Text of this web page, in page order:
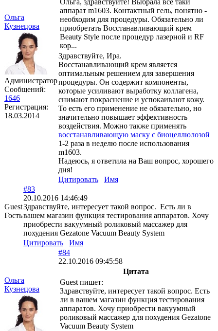
Ольга
Кузнецова
Администратор
Сообщений:
1646
Регистрация:
18.03.2014
аппарат m1603. Контактный гель, понятно -
необходим для процедуры. Обязательно ли
приобретать Восстанавливающий крем
Beauty Style после процедур лазерной и RF
кор...
Здравствуйте, Ира.
Восстанавливающий крем является
оптимальным решением для завершения
процедуры. Он содержит компоненты,
которые усиливают выработку коллагена,
снимают покраснение и успокаивают кожу.
То есть его применение не обязательно, но
значительно повышает эффективность
воздействия. Можно также применять
восстанавливающую маску с биоцеллюлозой
1-2 раза в неделю после использования
m1603.
Надеюсь, я ответила на Ваш вопрос, хорошего
дня!
Цитировать
Имя
Guest
Гость
#83
20.10.2016 14:46:49
Здравствуйте, интересует такой вопрос. Есть ли в
вашем магазин функция тестирования аппаратов. Хочу
приобрести вакуумный роликовый массажер для
похудения Gezatone Vacuum Beauty System
Цитировать
Имя
Ольга
Кузнецова
#84
22.10.2016 09:45:58
Цитата
Guest пишет:
Здравствуйте, интересует такой вопрос. Есть
ли в вашем магазин функция тестирования
аппаратов. Хочу приобрести вакуумный
роликовый массажер для похудения Gezatone
Vacuum Beauty System